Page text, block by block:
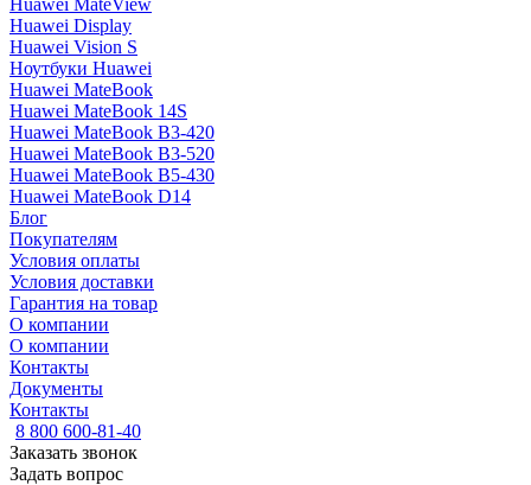
Huawei MateView
Huawei Display
Huawei Vision S
Ноутбуки Huawei
Huawei MateBook
Huawei MateBook 14S
Huawei MateBook B3-420
Huawei MateBook B3-520
Huawei MateBook B5-430
Huawei MateBook D14
Блог
Покупателям
Условия оплаты
Условия доставки
Гарантия на товар
О компании
О компании
Контакты
Документы
Контакты
8 800 600-81-40
Заказать звонок
Задать вопрос